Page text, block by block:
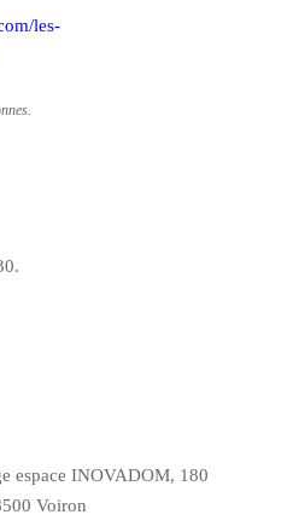
les-
espace INOVADOM, 180
Voiron